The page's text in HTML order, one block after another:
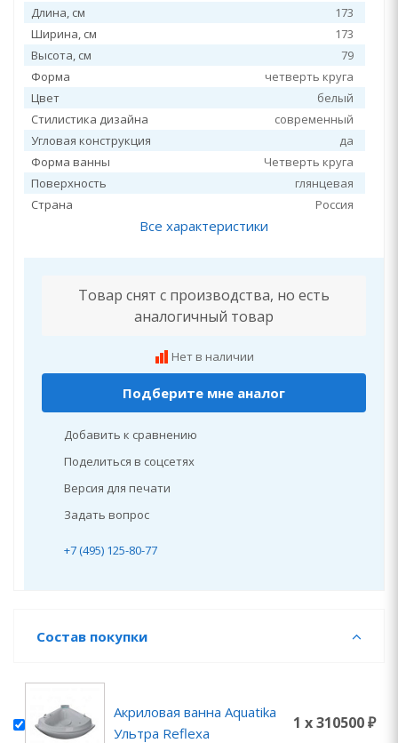
Длина, см
173
Ширина, см
173
Высота, см
79
Форма
четверть круга
Цвет
белый
Стилистика дизайна
современный
Угловая конструкция
да
Форма ванны
Четверть круга
Поверхность
глянцевая
Страна
Россия
Все характеристики
Товар снят с производства, но есть
аналогичный товар
Нет в наличии
Подберите мне аналог
Добавить к сравнению
Поделиться в соцсетях
Версия для печати
Задать вопрос
+7 (495) 125-80-77
Состав покупки
Акриловая ванна Aquatika
Ультра Reflexa
1 x 310500 ₽